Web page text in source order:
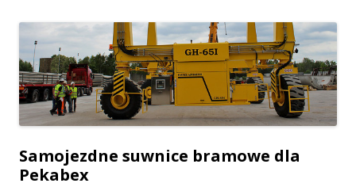
Samojezdne suwnice bramowe dla
Pekabex